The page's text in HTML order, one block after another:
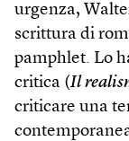
urgenza,
scrittura di
pamphlet. Lo
critica (Il
criticare una